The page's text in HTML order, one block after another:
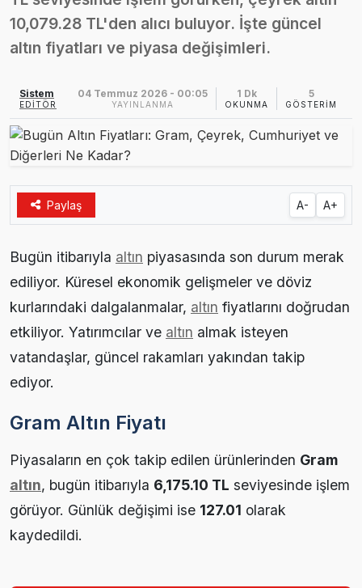
14:29 |
16:48 |
10,079.28 TL'den alıcı buluyor. İşte güncel
altın fiyatları ve piyasa değişimleri.
Sistem
EDITÖR
04 Temmuz 2026 - 00:05
YAYINLANMA
1 Dk
OKUNMA
5
GÖSTERIM
Paylaş A- A+
Bugün itibarıyla altın piyasasında son durum merak
ediliyor. Küresel ekonomik gelişmeler ve döviz
kurlarındaki dalgalanmalar, altın fiyatlarını doğrudan
etkiliyor. Yatırımcılar ve altın almak isteyen
vatandaşlar, güncel rakamları yakından takip
ediyor.
Gram Altın Fiyatı
Piyasaların en çok takip edilen ürünlerinden Gram
altın, bugün itibarıyla 6,175.10 TL seviyesinde işlem
görüyor. Günlük değişimi ise 127.01 olarak
kaydedildi.